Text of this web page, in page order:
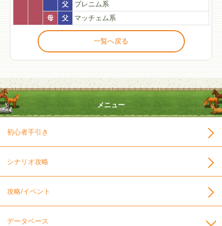
父
ブレニム系
母
父 マッチェム系
一覧へ戻る
メニュー
初心者手引き
シナリオ攻略
攻略/イベント
データベース